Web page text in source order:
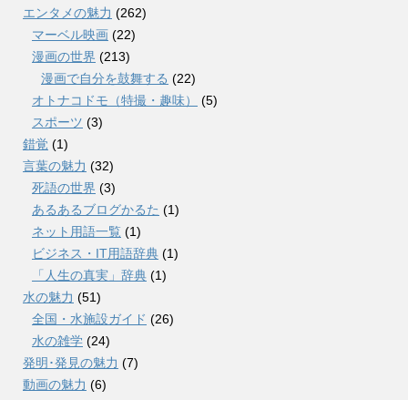
エンタメの魅力 (262)
マーベル映画 (22)
漫画の世界 (213)
漫画で自分を鼓舞する (22)
オトナコドモ（特撮・趣味）
(5)
スポーツ (3)
錯覚 (1)
言葉の魅力 (32)
死語の世界 (3)
あるあるブログかるた (1)
ネット用語一覧 (1)
ビジネス・IT用語辞典 (1)
「人生の真実」辞典 (1)
水の魅力 (51)
全国・水施設ガイド (26)
水の雑学 (24)
発明･発見の魅力 (7)
動画の魅力 (6)